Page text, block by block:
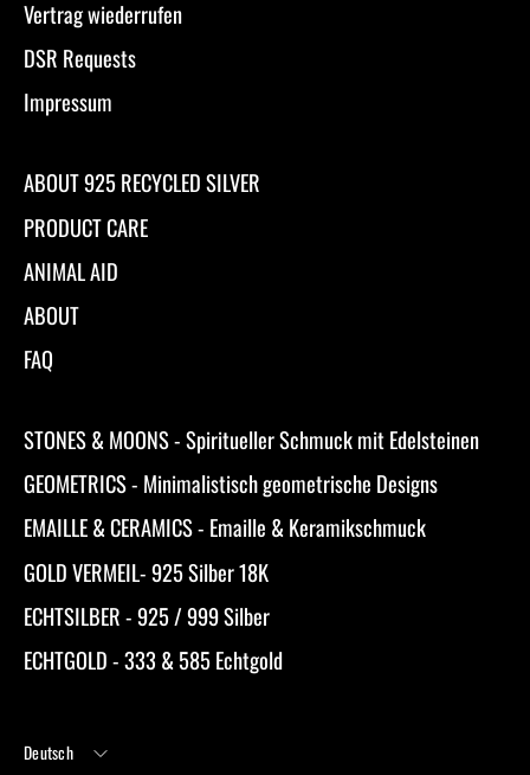
Vertrag wiederrufen
DSR Requests
Impressum
ABOUT 925 RECYCLED SILVER
PRODUCT CARE
ANIMAL AID
ABOUT
FAQ
STONES & MOONS - Spiritueller Schmuck mit Edelsteinen
GEOMETRICS - Minimalistisch geometrische Designs
EMAILLE & CERAMICS - Emaille & Keramikschmuck
GOLD VERMEIL- 925 Silber 18K
ECHTSILBER - 925 / 999 Silber
ECHTGOLD - 333 & 585 Echtgold
Sprache
Deutsch